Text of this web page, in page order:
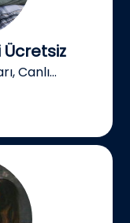
Canlı...